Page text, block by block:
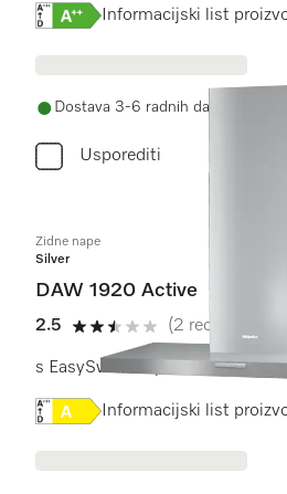
Online Label Flag,
Informacijski list
Dostava 3-6 radnih dana
Usporediti
Zidne nape
Silver
DAW 1920 Active
2.5
2.5 od 5
(2 recenzije)
s EasySwitch tipkama za
Online Label Flag,
Informacijski list